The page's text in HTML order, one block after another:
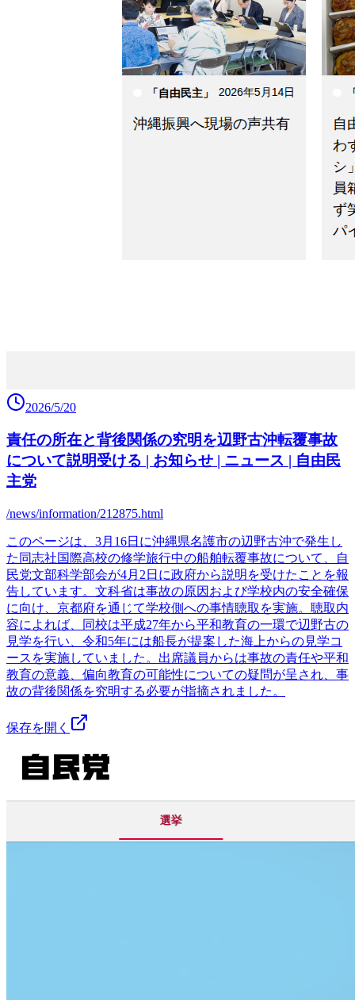
2026/5/20
責任の所在と背後関係の究明を辺野古沖転覆事故
について説明受ける | お知らせ | ニュース | 自由民
主党
/news/information/212875.html
このページは、3月16日に沖縄県名護市の辺野古沖で発生し
た同志社国際高校の修学旅行中の船舶転覆事故について、自
民党文部科学部会が4月2日に政府から説明を受けたことを報
告しています。文科省は事故の原因および学校内の安全確保
に向け、京都府を通じて学校側への事情聴取を実施。聴取内
容によれば、同校は平成27年から平和教育の一環で辺野古の
見学を行い、令和5年には船長が提案した海上からの見学コ
ースを実施していました。出席議員からは事故の責任や平和
教育の意義、偏向教育の可能性についての疑問が呈され、事
故の背後関係を究明する必要が指摘されました。
保存を開く